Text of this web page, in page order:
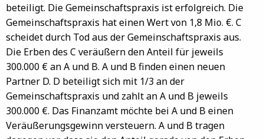
beteiligt. Die Gemeinschaftspraxis ist erfolgreich. Die
Gemeinschaftspraxis hat einen Wert von 1,8 Mio. €. C
scheidet durch Tod aus der Gemeinschaftspraxis aus.
Die Erben des C veräußern den Anteil für jeweils
300.000 € an A und B. A und B finden einen neuen
Partner D. D beteiligt sich mit 1/3 an der
Gemeinschaftspraxis und zahlt an A und B jeweils
300.000 €. Das Finanzamt möchte bei A und B einen
Veräußerungsgewinn versteuern. A und B tragen